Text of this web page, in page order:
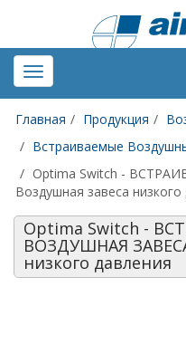
Toggle
navigation
Главная Продукция
Встраиваемые
Optima Switch -
Воздушная завеса низкого
Optima Switch -
ВОЗДУШНАЯ
низкого давления